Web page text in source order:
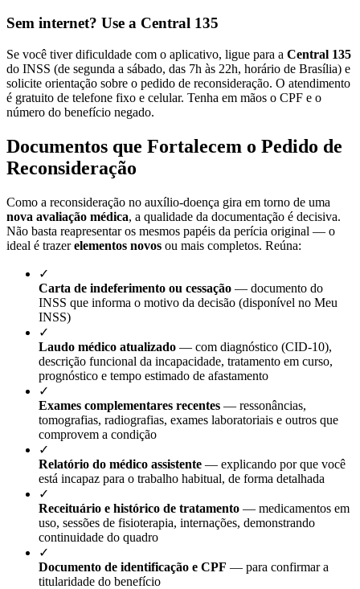
Sem internet? Use a Central 135
Se você tiver dificuldade com o aplicativo, ligue para a Central 135
do INSS (de segunda a sábado, das 7h às 22h, horário de Brasília) e
solicite orientação sobre o pedido de reconsideração. O atendimento
é gratuito de telefone fixo e celular. Tenha em mãos o CPF e o
número do benefício negado.
Documentos que Fortalecem o Pedido de
Reconsideração
Como a reconsideração no auxílio-doença gira em torno de uma
nova avaliação médica, a qualidade da documentação é decisiva.
Não basta reapresentar os mesmos papéis da perícia original — o
ideal é trazerelementos novos ou mais completos. Reúna:
✓
Carta de indeferimento ou cessação — documento do
INSS que informa o motivo da decisão (disponível no Meu
INSS)
✓
Laudo médico atualizado — com diagnóstico (CID-10),
descrição funcional da incapacidade, tratamento em curso,
prognóstico e tempo estimado de afastamento
✓
Exames complementares recentes — ressonâncias,
tomografias, radiografias, exames laboratoriais e outros que
comprovem a condição
✓
Relatório do médico assistente — explicando por que você
está incapaz para o trabalho habitual, de forma detalhada
✓
Receituário e histórico de tratamento — medicamentos em
uso, sessões de fisioterapia, internações, demonstrando
continuidade do quadro
✓
Documento de identificação e CPF — para confirmar a
titularidade do benefício